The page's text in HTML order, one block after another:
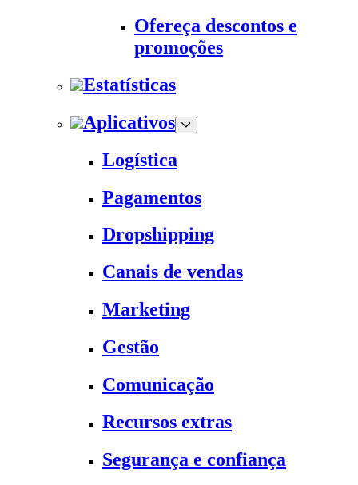
Ofereça descontos e
promoções
Estatísticas
Aplicativos
Logística
Pagamentos
Dropshipping
Canais de vendas
Marketing
Gestão
Comunicação
Recursos extras
Segurança e confiança